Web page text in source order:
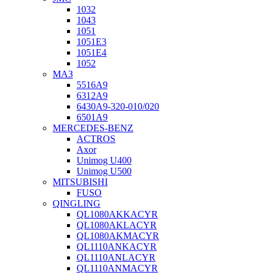
1032
1043
1051
1051Е3
1051Е4
1052
МАЗ
5516А9
6312А9
6430А9-320-010/020
6501А9
MERCEDES-BENZ
ACTROS
Axor
Unimog U400
Unimog U500
MITSUBISHI
FUSO
QINGLING
QL1080AKKACYR
QL1080AKLACYR
QL1080AKMACYR
QL1110ANKACYR
QL1110ANLACYR
QL1110ANMACYR